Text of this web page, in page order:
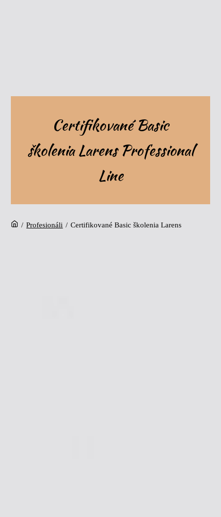
Certifikované Basic
školenia Larens Professional
Line
/ Profesionáli / Certifikované Basic školenia Larens